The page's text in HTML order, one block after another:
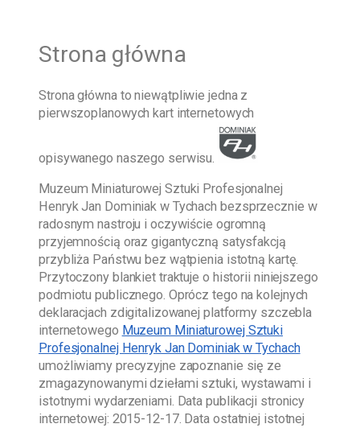
Strona główna
Strona głównato niewątpliwie jedna z
pierwszoplanowych kart internetowych
opisywanego naszego serwisu.
Muzeum Miniaturowej Sztuki Profesjonalnej
Henryk Jan Dominiak w Tychach bezsprzecznie w
radosnym nastroju i oczywiście ogromną
przyjemnością oraz gigantyczną satysfakcją
przybliża Państwu bez wątpienia istotną kartę.
Przytoczony blankiet traktuje o historii niniejszego
podmiotu publicznego. Oprócz tego na kolejnych
deklaracjach zdigitalizowanej platformy szczebla
internetowego Muzeum Miniaturowej Sztuki
Profesjonalnej Henryk Jan Dominiak w Tychach
umożliwiamy precyzyjne zapoznanie się ze
zmagazynowanymi dziełami sztuki, wystawami i
istotnymi wydarzeniami. Data publikacji stronicy
internetowej: 2015-12-17. Data ostatniej istotnej